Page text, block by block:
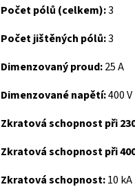
Počet pólů (celkem):3
Počet jištěných pólů:3
Dimenzovaný proud:25 A
Dimenzované napětí:400 V
Zkratová schopnost při
Zkratová schopnost při
Zkratová schopnost:10 kA